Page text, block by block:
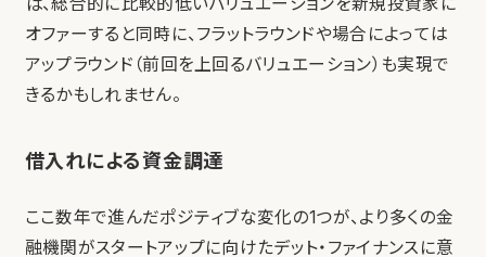
オファーすると同時に、フラットラウンドや場合によっては
アップラウンド（前回を上回るバリュエーション）も実現で
きるかもしれません。
借入れによる資金調達
ここ数年で進んだポジティブな変化の1つが、より多くの金
融機関がスタートアップに向けたデット・ファイナンスに意